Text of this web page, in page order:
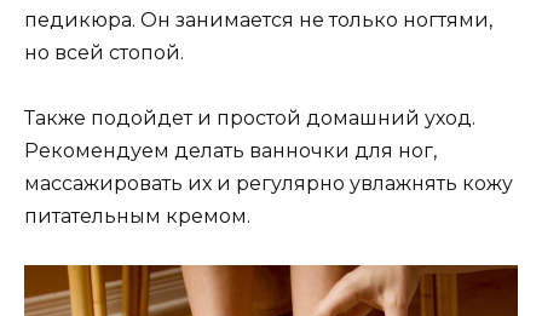
педикюра. Он занимается не только ногтями,
но всей стопой.
Также подойдет и простой домашний уход.
Рекомендуем делать ванночки для ног,
массажировать их и регулярно увлажнять кожу
питательным кремом.